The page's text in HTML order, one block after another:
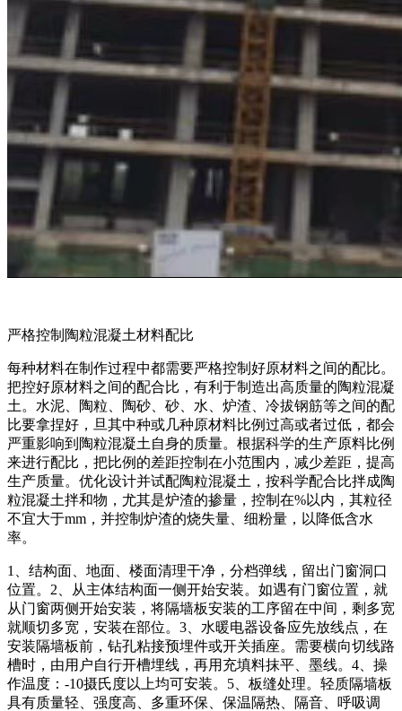
严格控制陶粒混凝土材料配比
每种材料在制作过程中都需要严格控制好原材料之间的配比。
把控好原材料之间的配合比，有利于制造出高质量的陶粒混凝
土。水泥、陶粒、陶砂、砂、水、炉渣、冷拔钢筋等之间的配
比要拿捏好，旦其中种或几种原材料比例过高或者过低，都会
严重影响到陶粒混凝土自身的质量。根据科学的生产原料比例
来进行配比，把比例的差距控制在小范围内，减少差距，提高
生产质量。优化设计并试配陶粒混凝土，按科学配合比拌成陶
粒混凝土拌和物，尤其是炉渣的掺量，控制在%以内，其粒径
不宜大于mm，并控制炉渣的烧失量、细粉量，以降低含水
率。
1、结构面、地面、楼面清理干净，分档弹线，留出门窗洞口
位置。2、从主体结构面一侧开始安装。如遇有门窗位置，就
从门窗两侧开始安装，将隔墙板安装的工序留在中间，剩多宽
就顺切多宽，安装在部位。3、水暖电器设备应先放线点，在
安装隔墙板前，钻孔粘接预埋件或开关插座。需要横向切线路
槽时，由用户自行开槽埋线，再用充填料抹平、墨线。4、操
作温度：-10摄氏度以上均可安装。5、板缝处理。轻质隔墙板
具有质量轻、强度高、多重环保、保温隔热、隔音、呼吸调